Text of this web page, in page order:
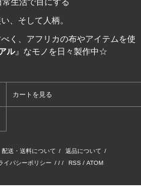
、そして人柄。
く、アフリカの布やアイテムを使
ル』なモノを日々製作中☆
カートを見る
配送・送料について / 返品について /
イバシーポリシー / / / RSS / ATOM